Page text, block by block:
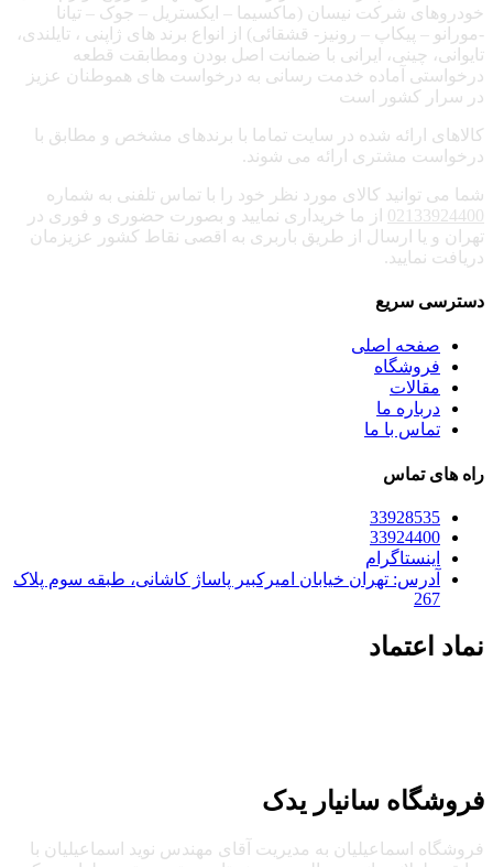
خودروهای شرکت نیسان (ماکسیما – ایکستریل – جوک – تیانا
-مورانو – پیکاپ – رونیز- قشقائی) از انواع برند های ژاپنی ، تایلندی،
تایوانی، چینی، ایرانی با ضمانت اصل بودن ومطابقت قطعه
درخواستی آماده خدمت رسانی به درخواست های هموطنان عزیز
در سرار کشور است
کالاهای ارائه شده در سایت تماما با برندهای مشخص و مطابق با
درخواست مشتری ارائه می شوند.
شما می توانید کالای مورد نظر خود را با تماس تلفنی به شماره
02133924400 از ما خریداری نمایید و بصورت حضوری و فوری در
تهران و یا ارسال از طریق باربری به اقصی نقاط کشور عزیزمان
دریافت نمایید.
دسترسی سریع
صفحه اصلی
فروشگاه
مقالات
درباره ما
تماس با ما
راه های تماس
33928535
33924400
اینستاگرام
آدرس: تهران خیابان امیرکبیر پاساژ کاشانی، طبقه سوم پلاک
267
نماد اعتماد
فروشگاه سانیار یدک
فروشگاه اسماعیلیان به مدیریت آقای مهندس نوید اسماعیلیان با